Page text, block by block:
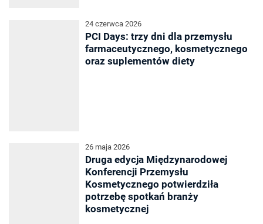
24 czerwca 2026
PCI Days: trzy dni dla przemysłu
farmaceutycznego, kosmetycznego
oraz suplementów diety
26 maja 2026
Druga edycja Międzynarodowej
Konferencji Przemysłu
Kosmetycznego potwierdziła
potrzebę spotkań branży
kosmetycznej